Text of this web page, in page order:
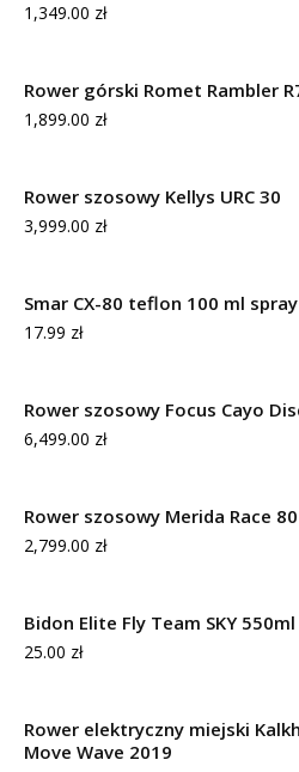
1,349.00 zł
Rower górski Romet Rambler
1,899.00 zł
Rower szosowy Kellys URC 30
3,999.00 zł
Smar CX-80 teflon 100 ml spray
17.99 zł
Rower szosowy Focus Cayo
6,499.00 zł
Rower szosowy Merida Race
2,799.00 zł
Bidon Elite Fly Team SKY 550ml
25.00 zł
Rower elektryczny miejski
Move Wave 2019